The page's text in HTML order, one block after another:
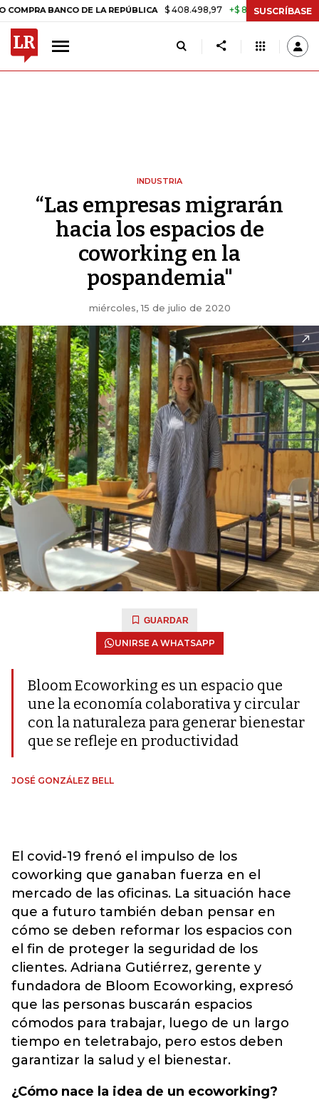
BANCO DE LA REPÚBLICA $ 408.498,97 +$ 8.753,81 +2,19% TASA
SUSCRÍBASE
INDUSTRIA
“Las empresas migrarán
hacia los espacios de
coworking en la
pospandemia"
miércoles, 15 de julio de 2020
GUARDAR
UNIRSE A WHATSAPP
Bloom Ecoworking es un espacio que
une la economía colaborativa y circular
con la naturaleza para generar bienestar
que se refleje en productividad
JOSÉ GONZÁLEZ BELL
El covid-19 frenó el impulso de los
coworking que ganaban fuerza en el
mercado de las oficinas. La situación hace
que a futuro también deban pensar en
cómo se deben reformar los espacios con
el fin de proteger la seguridad de los
clientes. Adriana Gutiérrez, gerente y
fundadora de Bloom Ecoworking, expresó
que las personas buscarán espacios
cómodos para trabajar, luego de un largo
tiempo en teletrabajo, pero estos deben
garantizar la salud y el bienestar.
¿Cómo nace la idea de un ecoworking?